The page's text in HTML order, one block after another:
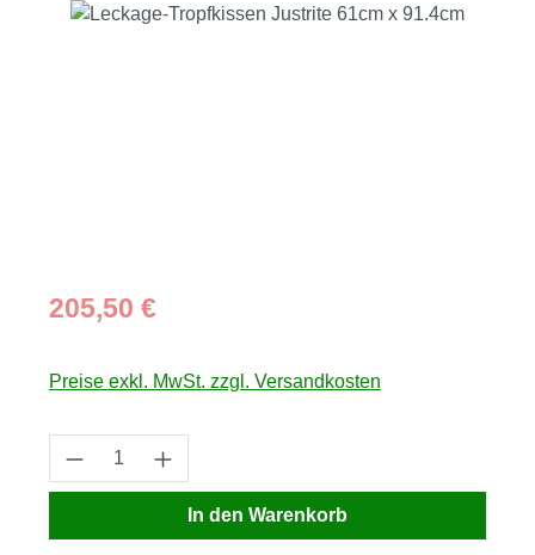
Bildergalerie überspringen
Regulärer Preis:
205,50 €
Preise exkl. MwSt. zzgl. Versandkosten
Produkt Anzahl: Gib den gewünschten
In den Warenkorb